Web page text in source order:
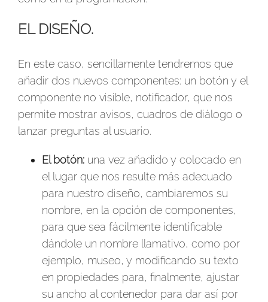
EL DISEÑO.
En este caso, sencillamente tendremos que
añadir dos nuevos componentes: un botón y el
componente no visible, notificador, que nos
permite mostrar avisos, cuadros de diálogo o
lanzar preguntas al usuario.
El botón: una vez añadido y colocado en
el lugar que nos resulte más adecuado
para nuestro diseño, cambiaremos su
nombre, en la opción de componentes,
para que sea fácilmente identificable
dándole un nombre llamativo, como por
ejemplo, museo, y modificando su texto
en propiedades para, finalmente, ajustar
su ancho al contenedor para dar así por